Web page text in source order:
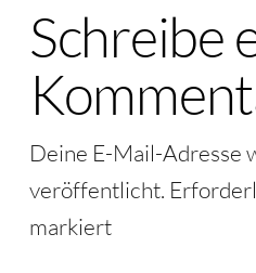
Schreibe
Deine E-Mail-Adresse
veröffentlicht.
markiert